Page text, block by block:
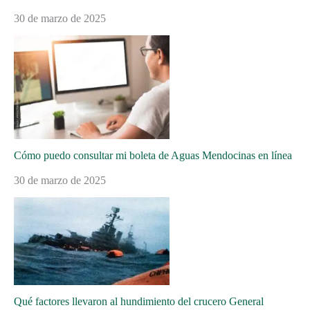
30 de marzo de 2025
Cómo puedo consultar mi boleta de Aguas Mendocinas en línea
30 de marzo de 2025
Qué factores llevaron al hundimiento del crucero General